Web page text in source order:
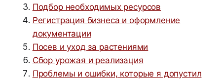
Подбор необходимых ресурсов
Регистрация бизнеса и оформление
документации
Посев и уход за растениями
Сбор урожая и реализация
Проблемы и ошибки, которые я допустил